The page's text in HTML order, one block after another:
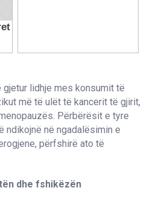
lidhje mes konsumit të
më të ulët të kancerit të gjirit,
Përbërësit e tyre
ndikojnë në ngadalësimin e
përfshirë ato të
dhe fshikëzën